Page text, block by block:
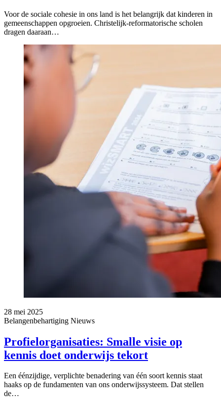
Voor de sociale cohesie in ons land is het belangrijk dat kinderen in
gemeenschappen opgroeien. Christelijk-reformatorische scholen
dragen daaraan…
28 mei 2025
Belangenbehartiging Nieuws
Profielorganisaties: Smalle visie op
kennis doet onderwijs tekort
Een éénzijdige, verplichte benadering van één soort kennis staat
haaks op de fundamenten van ons onderwijssysteem. Dat stellen
de…